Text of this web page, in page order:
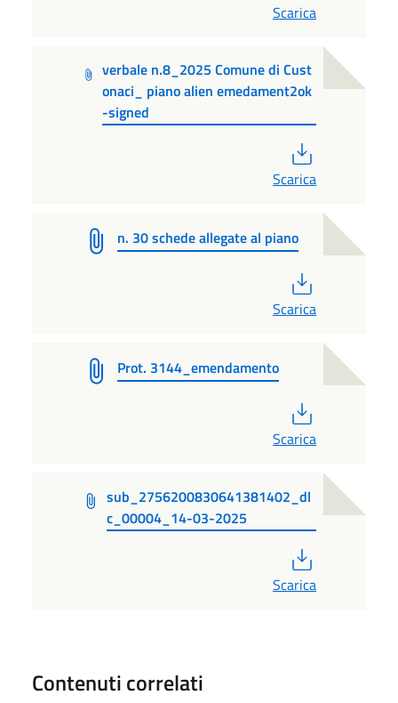
Scarica
verbale n.8_2025 Comune di Cust
onaci_ piano alien emedament2ok
-signed
Scarica
n. 30 schede allegate al piano
Scarica
Prot. 3144_emendamento
Scarica
sub_2756200830641381402_dl
c_00004_14-03-2025
Scarica
Contenuti correlati